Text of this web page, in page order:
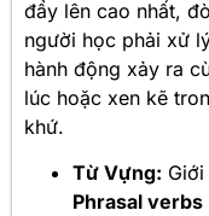
đẩy lên cao nhất,
người học phải xử
hành động xảy ra
lúc hoặc xen kẽ
khứ.
Từ Vựng:
Phrasal verbs